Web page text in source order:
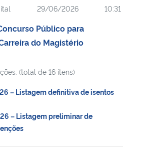
Inovações e Comunicações
29/06/2026 10:31
Público para
do Magistério
(total de 16 itens)
– Listagem definitiva de isentos
– Listagem preliminar de